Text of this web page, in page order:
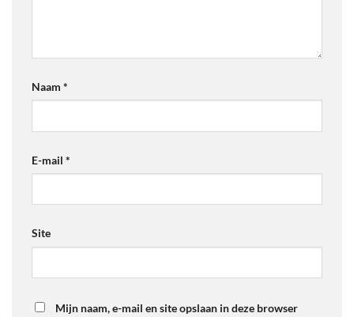
Naam *
E-mail *
Site
Mijn naam, e-mail en site opslaan in deze browser